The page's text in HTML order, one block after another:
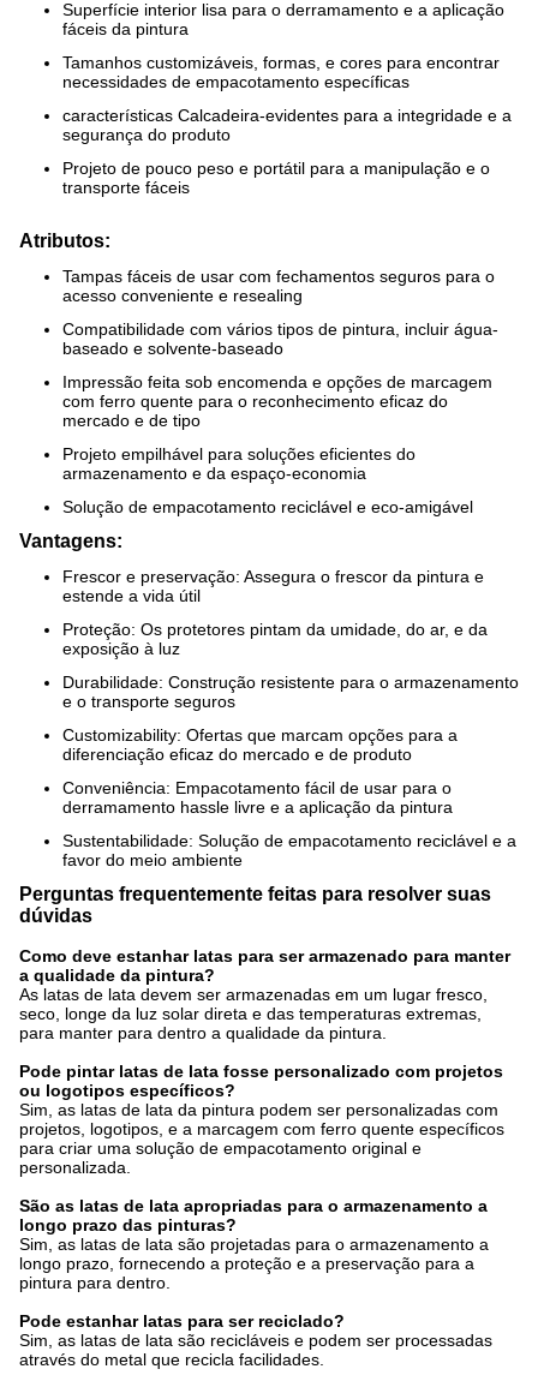
Superfície interior lisa para o derramamento e a aplicação
fáceis da pintura
Tamanhos customizáveis, formas, e cores para encontrar
necessidades de empacotamento específicas
características Calcadeira-evidentes para a integridade e a
segurança do produto
Projeto de pouco peso e portátil para a manipulação e o
transporte fáceis
Atributos:
Tampas fáceis de usar com fechamentos seguros para o
acesso conveniente e resealing
Compatibilidade com vários tipos de pintura, incluir água-
baseado e solvente-baseado
Impressão feita sob encomenda e opções de marcagem
com ferro quente para o reconhecimento eficaz do
mercado e de tipo
Projeto empilhável para soluções eficientes do
armazenamento e da espaço-economia
Solução de empacotamento reciclável e eco-amigável
Vantagens:
Frescor e preservação: Assegura o frescor da pintura e
estende a vida útil
Proteção: Os protetores pintam da umidade, do ar, e da
exposição à luz
Durabilidade: Construção resistente para o armazenamento
e o transporte seguros
Customizability: Ofertas que marcam opções para a
diferenciação eficaz do mercado e de produto
Conveniência: Empacotamento fácil de usar para o
derramamento hassle livre e a aplicação da pintura
Sustentabilidade: Solução de empacotamento reciclável e a
favor do meio ambiente
Perguntas frequentemente feitas para resolver suas
dúvidas
Como deve estanhar latas para ser armazenado para manter
a qualidade da pintura?
As latas de lata devem ser armazenadas em um lugar fresco,
seco, longe da luz solar direta e das temperaturas extremas,
para manter para dentro a qualidade da pintura.
Pode pintar latas de lata fosse personalizado com projetos
ou logotipos específicos?
Sim, as latas de lata da pintura podem ser personalizadas com
projetos, logotipos, e a marcagem com ferro quente específicos
para criar uma solução de empacotamento original e
personalizada.
São as latas de lata apropriadas para o armazenamento a
longo prazo das pinturas?
Sim, as latas de lata são projetadas para o armazenamento a
longo prazo, fornecendo a proteção e a preservação para a
pintura para dentro.
Pode estanhar latas para ser reciclado?
Sim, as latas de lata são recicláveis e podem ser processadas
através do metal que recicla facilidades.